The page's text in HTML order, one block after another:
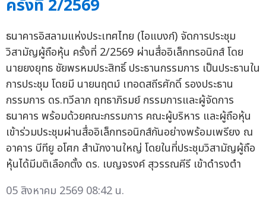
ครั้งที่ 2/2569
ธนาคารอิสลามแห่งประเทศไทย (ไอแบงก์) จัดการประชุม
วิสามัญผู้ถือหุ้น ครั้งที่ 2/2569 ผ่านสื่ออิเล็กทรอนิกส์ โดย
นายยงยุทธ ชัยพรหมประสิทธิ์ ประธานกรรมการ เป็นประธานใน
การประชุม โดยมี นายนฤตม์ เทอดสถีรศักดิ์ รองประธาน
กรรมการ ดร.ทวีลาภ ฤทธาภิรมย์ กรรมการและผู้จัดการ
ธนาคาร พร้อมด้วยคณะกรรมการ คณะผู้บริหาร และผู้ถือหุ้น
เข้าร่วมประชุมผ่านสื่ออิเล็กทรอนิกส์กันอย่างพร้อมเพรียง ณ
อาคาร บีทียู อโศก สำนักงานใหญ่ โดยในที่ประชุมวิสามัญผู้ถือ
หุ้นได้มีมติเลือกตั้ง ดร. เบญจรงค์ สุวรรณคีรี เข้าดำรงตำ
05 สิงหาคม 2569 08:42 น.